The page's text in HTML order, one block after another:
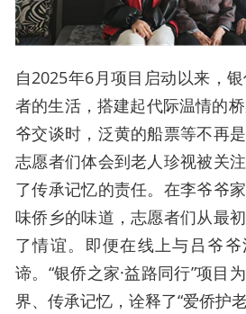
自2025年6月项目启动以来，
者的生活，搭建起代际温情的
爷交谈时，泛黄的船票等不再
志愿者们体会到老人珍视被关
了传承记忆的责任。在李爷爷
味侨乡的味道，志愿者们从最
了情谊。即便在线上与吕爷
谛。“银侨之家·益路同行”项目
界、传承记忆，诠释了“爱侨护